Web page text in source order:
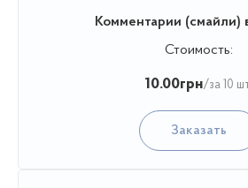
Комментарии (смайли)
Стоимость:
10.00грн/за 10
Заказать